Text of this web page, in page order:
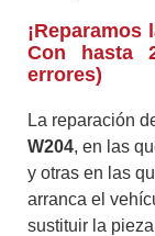
¡Reparamos
Con hasta
errores)
La reparación
W204, en las
y otras en las
arranca el
sustituir la